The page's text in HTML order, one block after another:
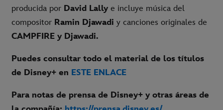
producida por David Lally e incluye música del
compositor Ramin Djawadi y canciones originales de
CAMPFIRE y Djawadi.
Puedes consultar todo el material de los títulos
de Disney+ en ESTE ENLACE
Para notas de prensa de Disney+ y otras áreas de